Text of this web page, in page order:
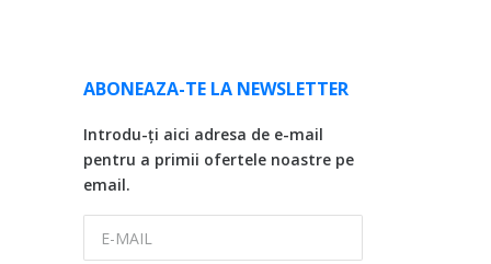
ABONEAZA-TE LA NEWSLETTER
Introdu-ți aici adresa de e-mail
pentru a primii ofertele noastre pe
email.